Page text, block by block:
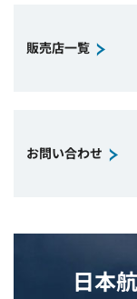
販売店一覧
お問い合わせ
日本